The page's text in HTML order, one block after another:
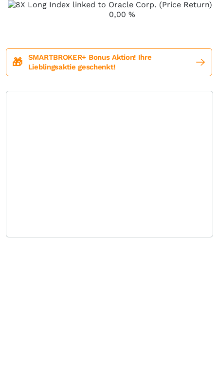
0,00 %
🎁
SMARTBROKER+ Bonus Aktion! Ihre
Lieblingsaktie geschenkt!